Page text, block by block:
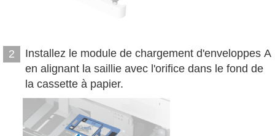
2
Installez le module de chargement d'enveloppes A
en alignant la saillie avec l'orifice dans le fond de
la cassette à papier.